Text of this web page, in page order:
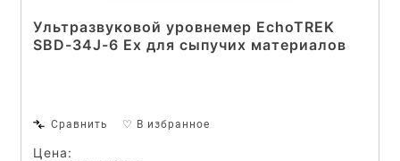
Ультразвуковой уровнемер EchoTREK
SBD-34J-6 Ex для сыпучих материалов
Сравнить ♡ В избранное
Цена: